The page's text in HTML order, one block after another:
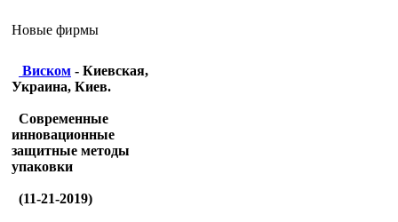
Новые фирмы
Виском - Киевская,
Украина, Киев.
Современные
инновационные
защитные методы
упаковки
(11-21-2019)